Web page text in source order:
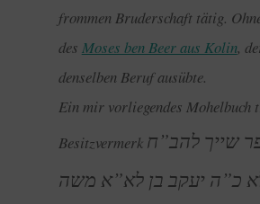
frommen Bruderschaft tätig.
des Moses ben Beer aus Kolin,
denselben Beruf ausübte.
Ein mir vorliegendes Mohelbuch
Besitzvermerk שייך להב”ח
כ”ה יעקב בן לא”א משה